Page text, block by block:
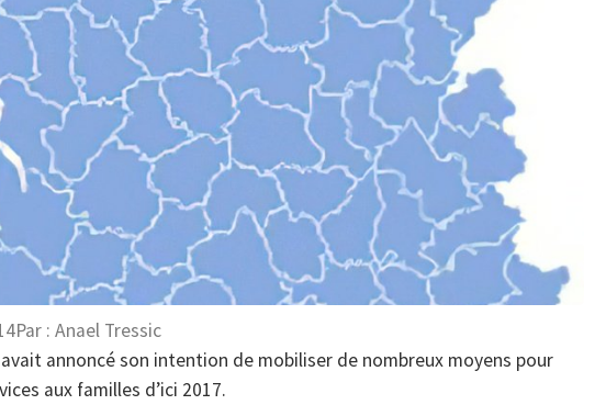
Par : Anael Tressic
annoncé son intention de mobiliser de nombreux moyens pour
aux familles d’ici 2017.